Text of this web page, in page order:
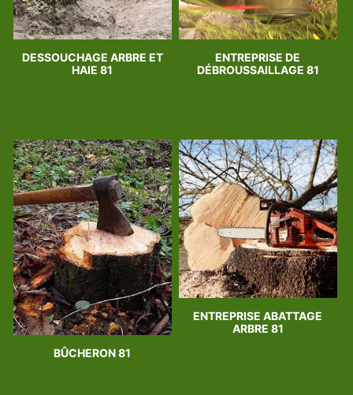
DESSOUCHAGE ARBRE ET
HAIE 81
ENTREPRISE DE
DÉBROUSSAILLAGE 81
BÛCHERON 81
ENTREPRISE ABATTAGE
ARBRE 81